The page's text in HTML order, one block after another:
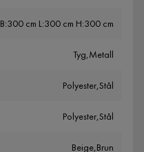
B:300 cm L:300 cm H:300 cm
Tyg,Metall
Polyester,Stål
Polyester,Stål
Beige,Brun